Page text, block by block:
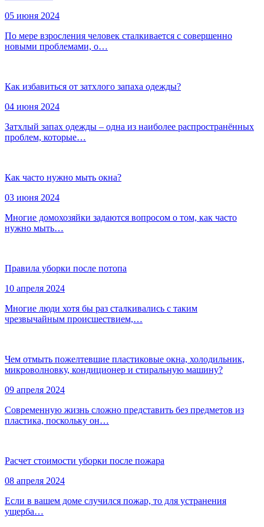
05 июня 2024
По мере взросления человек сталкивается с совершенно
новыми проблемами, о…
Как избавиться от затхлого запаха одежды?
04 июня 2024
Затхлый запах одежды – одна из наиболее распространённых
проблем, которые…
Как часто нужно мыть окна?
03 июня 2024
Многие домохозяйки задаются вопросом о том, как часто
нужно мыть…
Правила уборки после потопа
10 апреля 2024
Многие люди хотя бы раз сталкивались с таким
чрезвычайным происшествием,…
Чем отмыть пожелтевшие пластиковые окна, холодильник,
микроволновку, кондиционер и стиральную машину?
09 апреля 2024
Современную жизнь сложно представить без предметов из
пластика, поскольку он…
Расчет стоимости уборки после пожара
08 апреля 2024
Если в вашем доме случился пожар, то для устранения
ущерба…